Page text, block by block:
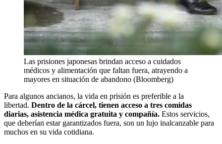
Las prisiones japonesas brindan acceso a cuidados
médicos y alimentación que faltan fuera, atrayendo a
mayores en situación de abandono (Bloomberg)
Para algunos ancianos, la vida en prisión es preferible a la
libertad. Dentro de la cárcel, tienen acceso a tres comidas
diarias, asistencia médica gratuita y compañía. Estos servicios,
que deberían estar garantizados fuera, son un lujo inalcanzable para
muchos en su vida cotidiana.